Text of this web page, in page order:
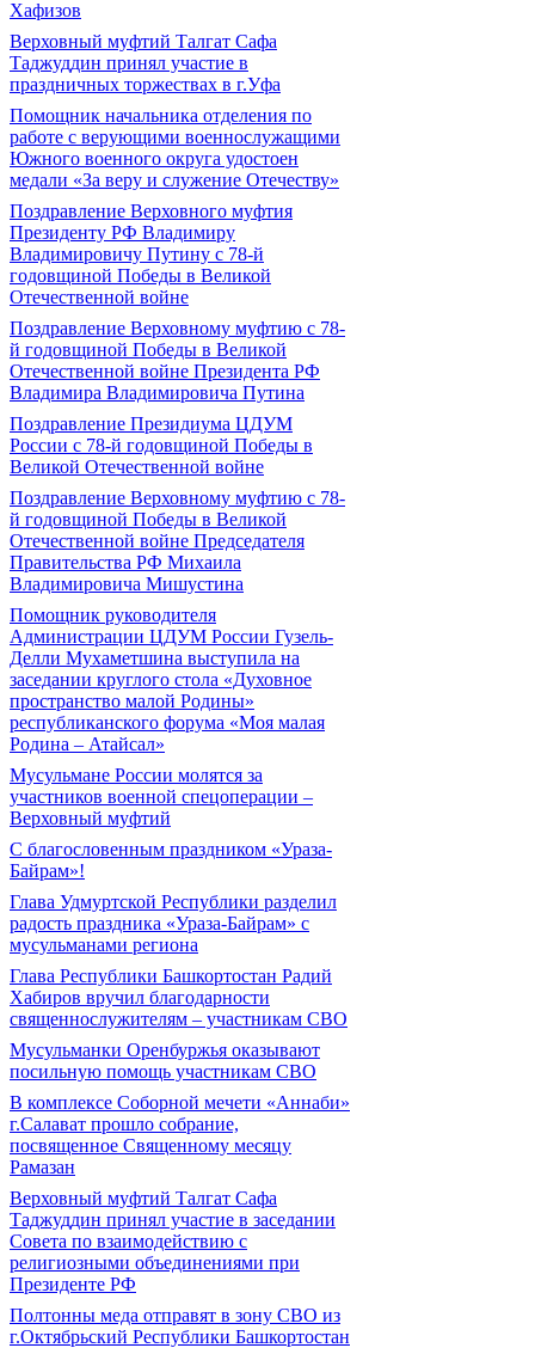
Хафизов
Верховный муфтий Талгат Сафа
Таджуддин принял участие в
праздничных торжествах в г.Уфа
Помощник начальника отделения по
работе с верующими военнослужащими
Южного военного округа удостоен
медали «За веру и служение Отечеству»
Поздравление Верховного муфтия
Президенту РФ Владимиру
Владимировичу Путину с 78-й
годовщиной Победы в Великой
Отечественной войне
Поздравление Верховному муфтию с 78-
й годовщиной Победы в Великой
Отечественной войне Президента РФ
Владимира Владимировича Путина
Поздравление Президиума ЦДУМ
России с 78-й годовщиной Победы в
Великой Отечественной войне
Поздравление Верховному муфтию с 78-
й годовщиной Победы в Великой
Отечественной войне Председателя
Правительства РФ Михаила
Владимировича Мишустина
Помощник руководителя
Администрации ЦДУМ России Гузель-
Делли Мухаметшина выступила на
заседании круглого стола «Духовное
пространство малой Родины»
республиканского форума «Моя малая
Родина – Атайсал»
Мусульмане России молятся за
участников военной спецоперации –
Верховный муфтий
С благословенным праздником «Ураза-
Байрам»!
Глава Удмуртской Республики разделил
радость праздника «Ураза-Байрам» с
мусульманами региона
Глава Республики Башкортостан Радий
Хабиров вручил благодарности
священнослужителям – участникам СВО
Мусульманки Оренбуржья оказывают
посильную помощь участникам СВО
В комплексе Соборной мечети «Аннаби»
г.Салават прошло собрание,
посвященное Священному месяцу
Рамазан
Верховный муфтий Талгат Сафа
Таджуддин принял участие в заседании
Совета по взаимодействию с
религиозными объединениями при
Президенте РФ
Полтонны меда отправят в зону СВО из
г.Октябрьский Республики Башкортостан